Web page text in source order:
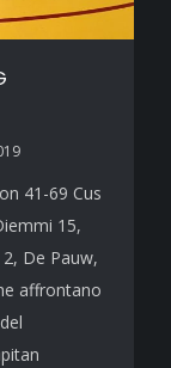
41-69 Cus
15,
De Pauw,
affrontano